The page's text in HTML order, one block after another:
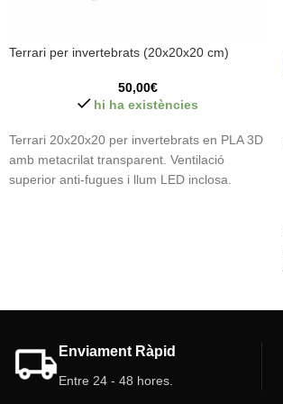
Terrari per invertebrats (20x20x20 cm)
50,00€
hi ha existències
Terrari 20x20x20 per invertebrats en PLA 3D
amb metacrilat transparent. Ventilació
superior anti-fugues i llum LED inclosa.
📏Dimensions:20 x 20 x 20 cm
de metacrilat/acrílic
🌬️Ventilació:
anti-fugues
Enviament Ràpid
Entre 24 - 48 hores.